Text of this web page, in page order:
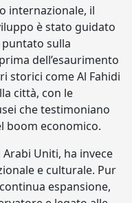
internazionale, il
è stato guidato
sulla
dell’esaurimento
storici come Al Fahidi
città, con le
che testimoniano
boom economico.
Uniti, ha invece
e culturale. Pur
espansione,